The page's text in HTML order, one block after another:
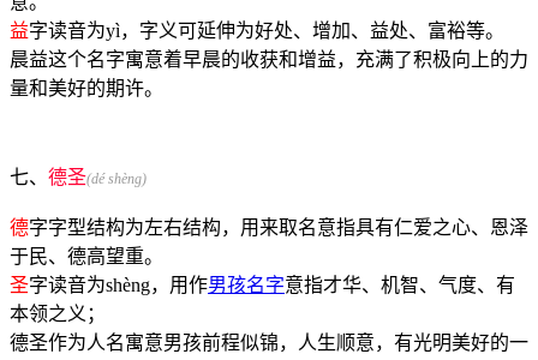
益字读音为yì，字义可延伸为好处、增加、益处、富裕等。
晨益这个名字寓意着早晨的收获和增益，充满了积极向上的力
量和美好的期许。
七、 德圣(dé shèng)
德字字型结构为左右结构，用来取名意指具有仁爱之心、恩泽
于民、德高望重。
圣字读音为shèng，用作男孩名字意指才华、机智、气度、有
本领之义；
德圣作为人名寓意男孩前程似锦，人生顺意，有光明美好的一